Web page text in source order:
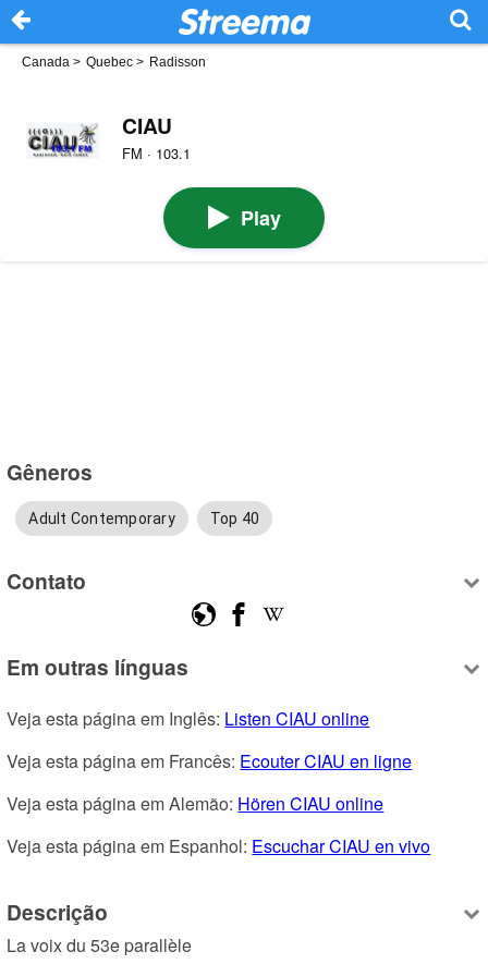
Canada > Quebec > Radisson
CIAU
FM · 103.1
Play
Gêneros
Adult Contemporary Top 40
Contato
Em outras línguas
Veja esta página em Inglês: Listen CIAU online
Veja esta página em Francês: Ecouter CIAU en ligne
Veja esta página em Alemão: Hören CIAU online
Veja esta página em Espanhol: Escuchar CIAU en vivo
Descrição
La voix du 53e parallèle